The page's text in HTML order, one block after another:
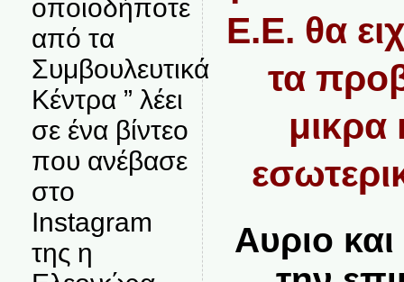
οποιοδήποτε
από τα
Συμβουλευτικά
Κέντρα ” λέει
σε ένα βίντεο
που ανέβασε
στο
Instagram
της η
Ε.Ε. θα
τα
μικρα
Αυριο